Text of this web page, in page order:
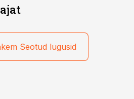
Seotud lugusid